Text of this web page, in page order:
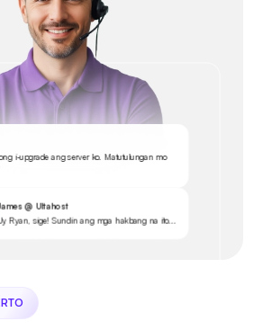
i-upgrade ang server ko. Matutulungan mo
@ Ultahost
Ryan, sige! Sundin ang mga hakbang na ito...